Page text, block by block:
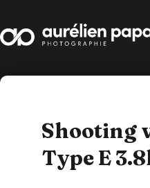
Shooting
Type E